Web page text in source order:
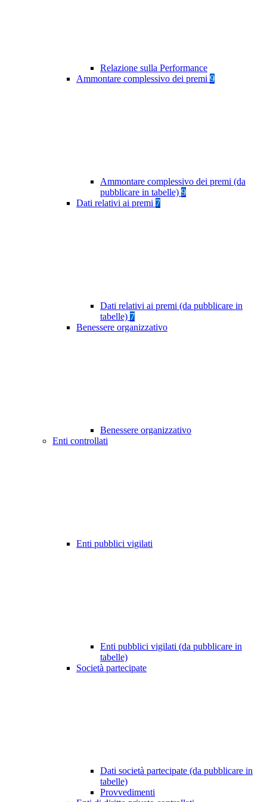
Relazione sulla Performance
Ammontare complessivo dei premi 9
Ammontare complessivo dei premi (da
pubblicare in tabelle) 9
Dati relativi ai premi 7
Dati relativi ai premi (da pubblicare in
tabelle) 7
Benessere organizzativo
Benessere organizzativo
Enti controllati
Enti pubblici vigilati
Enti pubblici vigilati (da pubblicare in
tabelle)
Società partecipate
Dati società partecipate (da pubblicare in
tabelle)
Provvedimenti